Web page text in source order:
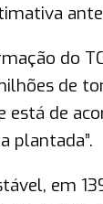
do
de
de
plantada”.
em